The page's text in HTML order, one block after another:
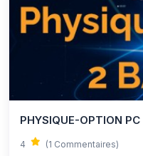
PHYSIQUE-OPTION PC
4 (1 Commentaires)